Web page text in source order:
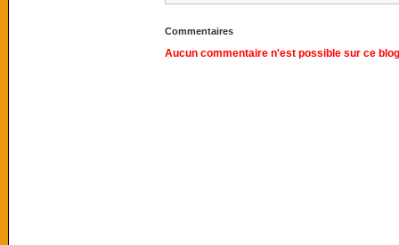
Commentaires
Aucun commentaire n'est possible sur ce